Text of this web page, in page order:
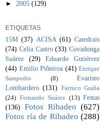
► 2005 (129)
ETIQUETAS
15M (37) ACISA (61) Catedrais
(74) Celia Castro (33) Covadonga
Suárez
(29)
Eduardo Gutiérrez
(44) Emilio Piñeiroa (41) Enrique
Sampedro
(8)
Evaristo
Lombardero (131) Farruco Graña
(24) Fernando Suárez (13) Festas
(136)
Fotos Ribadeo (627)
Fotos ría de Ribadeo (288)